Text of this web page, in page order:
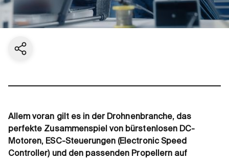
Aktuelle Seite teilen
Allem voran gilt es in der Drohnenbranche, das
perfekte Zusammenspiel von bürstenlosen DC-
Motoren, ESC-Steuerungen (Electronic Speed
Controller) und den passenden Propellern auf